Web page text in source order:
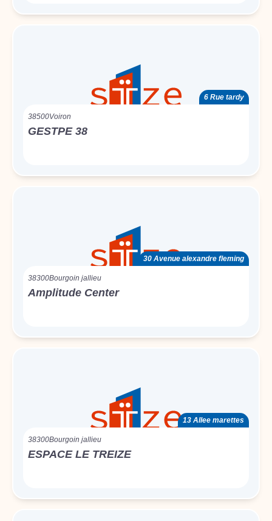
6 Rue tardy
38500Voiron
GESTPE 38
30 Avenue alexandre fleming
38300Bourgoin jallieu
Amplitude Center
13 Allee marettes
38300Bourgoin jallieu
ESPACE LE TREIZE